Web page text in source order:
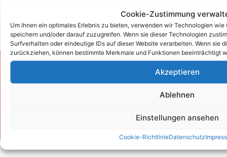
Cookie-Zustimmung
Um ihnen ein optimales Erlebnis zu bieten, verwenden wir Technologien
speichern und/oder darauf zuzugreifen. Wenn sie dieser Technologien
Surfverhalten oder eindeutige IDs auf dieser Website verarbeiten. Wenn sie
zurückziehen, können bestimmte Merkmale und Funktionen beeinträchtigt
Akzeptieren
Ablehnen
Einstellungen ansehen
Cookie-RichtlinieDatenschutz
Zum Kontaktformular